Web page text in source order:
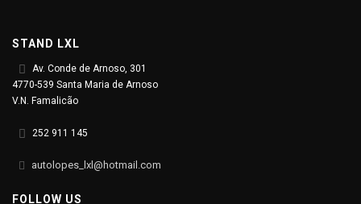
STAND LXL
Av. Conde de Arnoso, 301
4770-539 Santa Maria de Arnoso
V.N. Famalicão
252 911 145
autolopes_lxl@hotmail.com
FOLLOW US